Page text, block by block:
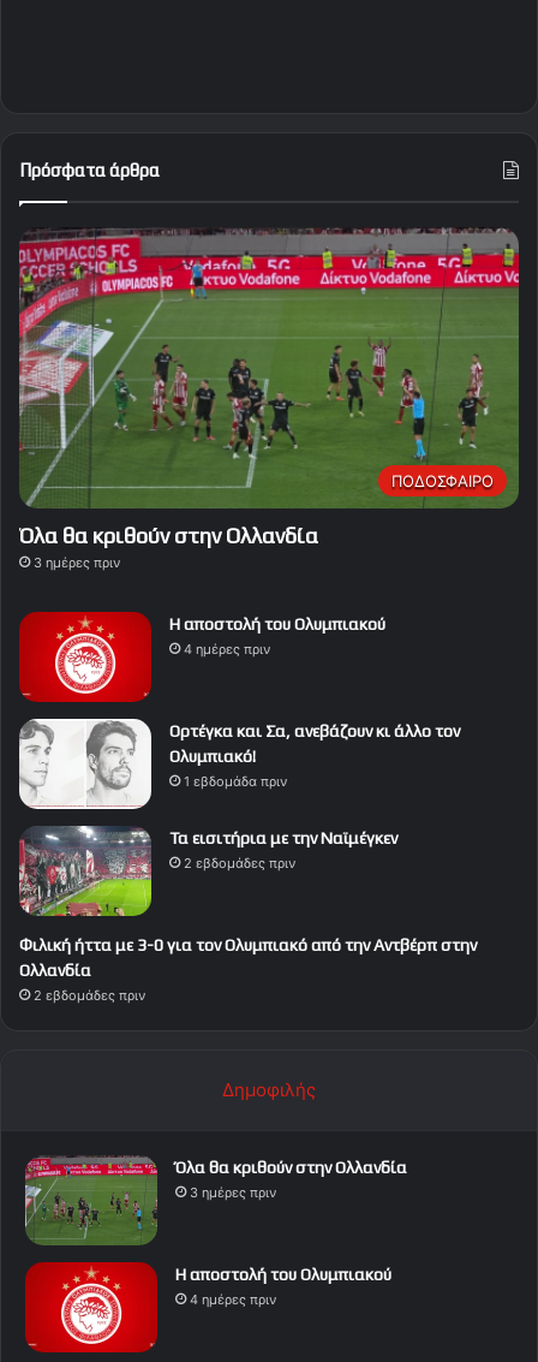
Πρόσφατα άρθρα
ΠΟΔΟΣΦΑΙΡΟ
Όλα θα κριθούν στην Ολλανδία
3 ημέρες πριν
Η αποστολή του Ολυμπιακού
4 ημέρες πριν
Ορτέγκα και Σα, ανεβάζουν κι άλλο τον
Ολυμπιακό!
1 εβδομάδα πριν
Τα εισιτήρια με την Ναϊμέγκεν
2 εβδομάδες πριν
Φιλική ήττα με 3-0 για τον Ολυμπιακό από την Αντβέρπ στην
Ολλανδία
2 εβδομάδες πριν
Δημοφιλής
Όλα θα κριθούν στην Ολλανδία
3 ημέρες πριν
Η αποστολή του Ολυμπιακού
4 ημέρες πριν